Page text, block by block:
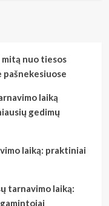
nuo tiesos
pašnekesiuose
laiką
gedimų
laiką: praktiniai
tarnavimo laiką: